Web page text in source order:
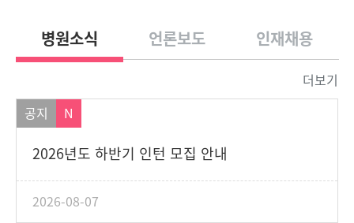
병원소식 언론보도 인재채용
더보기
공지 N
2026년도 하반기 인턴 모집 안내
2026-08-07